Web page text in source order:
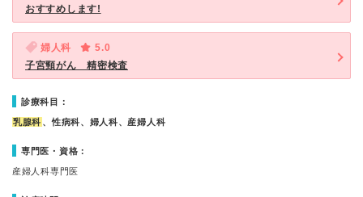
おすすめします!
婦人科
5.0
子宮頸がん 精密検査
診療科目：
乳腺科 、性病科、婦人科、産婦人科
専門医・資格：
産婦人科専門医